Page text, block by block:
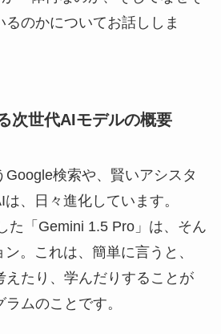
るのかについてお話ししま
次世代AIモデルの概要
検索や、賢いアシスタ
、日々進化しています。
た「Gemini 1.5 Pro」は、そん
。これは、簡単に言うと、
えたり、学んだりすることが
ムのことです。